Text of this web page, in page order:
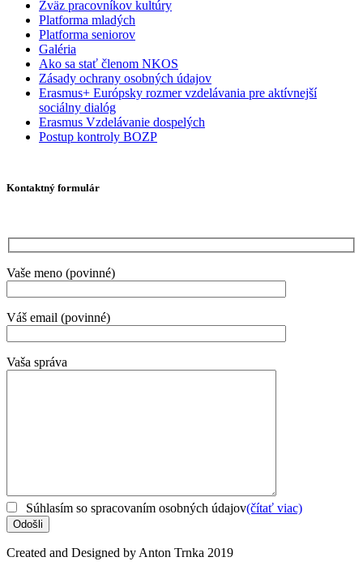
Zväz pracovníkov kultúry
Platforma mladých
Platforma seniorov
Galéria
Ako sa stať členom NKOS
Zásady ochrany osobných údajov
Erasmus+ Európsky rozmer vzdelávania pre aktívnejší
sociálny dialóg
Erasmus Vzdelávanie dospelých
Postup kontroly BOZP
Kontaktný formulár
Vaše meno (povinné)
Váš email (povinné)
Vaša správa
Súhlasím so spracovaním osobných údajov(čítať viac)
Created and Designed by Anton Trnka 2019